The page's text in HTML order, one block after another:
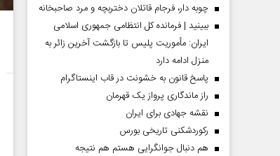
چوبه دار، فرجام قاتلان دختربچه و مرد صاحبخانه
ببینید | فرمانده کل انتظامی جمهوری اسلامی
ایران­: مأموریت پلیس تا بازگشت آخرین زائر به
منزل ادامه دارد
پاسخ قانون به خشونت در قاب اینستاگرام
راز ماندگاری پرواز یک قهرمان
نقشه جهادی برای ایران
رکوردشکنی تاریخی بورس
هم دنبال جوانگرایی هستم هم نتیجه